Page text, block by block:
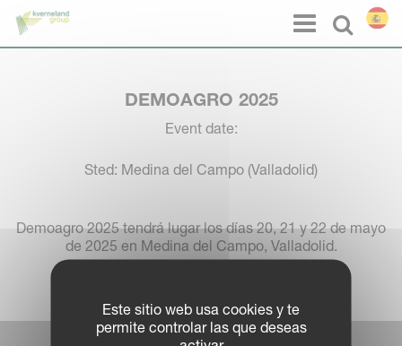
Select
Menu
DEMOAGRO 2025
Event date:
Sted: Medina del Campo (Valladolid)
Demoagro 2025 tendrá lugar los días 20, 21 y 22 de mayo
de 2025 en Medina del Campo, Valladolid.
Panel de gestión de cookies
Este sitio web usa cookies y te
permite controlar las que deseas